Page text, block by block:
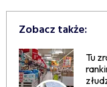
Zobacz także:
Tu